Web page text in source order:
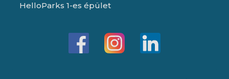
HelloParks 1-es épület